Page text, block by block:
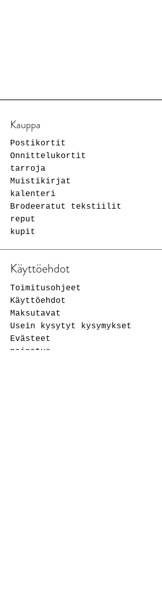
Kauppa
Postikortit
Onnittelukortit
tarroja
Muistikirjat
kalenteri
Brodeeratut tekstiilit
reput
kupit
Käyttöehdot
Toimitusohjeet
Käyttöehdot
Maksutavat
Usein kysytyt kysymykset
Evästeet
painatus